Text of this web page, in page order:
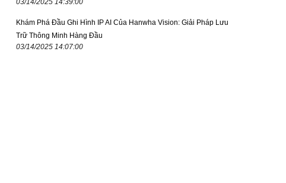
03/14/2025 14:39:00
Khám Phá Đầu Ghi Hình IP AI Của Hanwha Vision: Giải Pháp Lưu
Trữ Thông Minh Hàng Đầu
03/14/2025 14:07:00